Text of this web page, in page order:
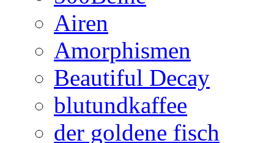
Airen
Amorphismen
Beautiful Decay
blutundkaffee
der goldene fisch